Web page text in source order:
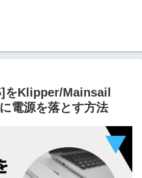
をKlipper/Mainsail
電源を落とす方法